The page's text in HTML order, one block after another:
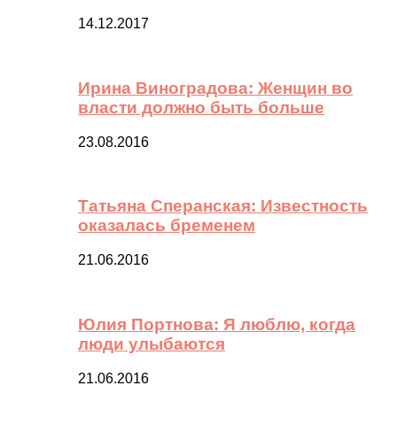
14.12.2017
Ирина Виноградова: Женщин во
власти должно быть больше
23.08.2016
Татьяна Сперанская: Известность
оказалась бременем
21.06.2016
Юлия Портнова: Я люблю, когда
люди улыбаются
21.06.2016